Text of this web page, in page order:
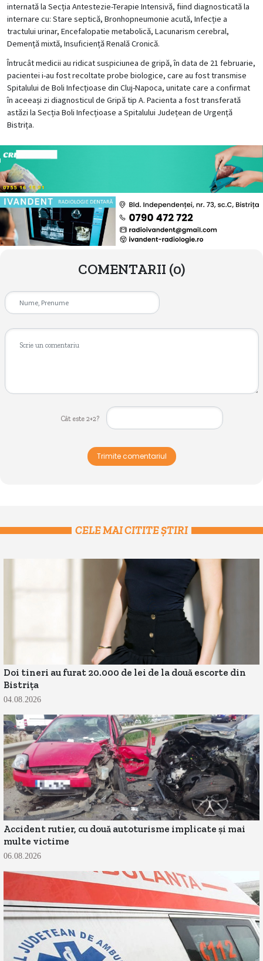
internată la Secția Antestezie-Terapie Intensivă, fiind diagnosticată la
internare cu: Stare septică, Bronhopneumonie acută, Infecție a
tractului urinar, Encefalopatie metabolică, Lacunarism cerebral,
Demență mixtă, Insuficiență Renală Cronică.
Întrucât medicii au ridicat suspiciunea de gripă, în data de 21 februarie,
pacientei i-au fost recoltate probe biologice, care au fost transmise
Spitalului de Boli Infecțioase din Cluj-Napoca, unitate care a confirmat
în aceeași zi diagnosticul de Gripă tip A. Pacienta a fost transferată
astăzi la Secția Boli Infecțioase a Spitalului Județean de Urgență
Bistrița.
COMENTARII (0)
Cât este 2+2?
Trimite comentariul
CELE MAI CITITE ȘTIRI
Doi tineri au furat 20.000 de lei de la două escorte din
Bistrița
04.08.2026
Accident rutier, cu două autoturisme implicate și mai
multe victime
06.08.2026